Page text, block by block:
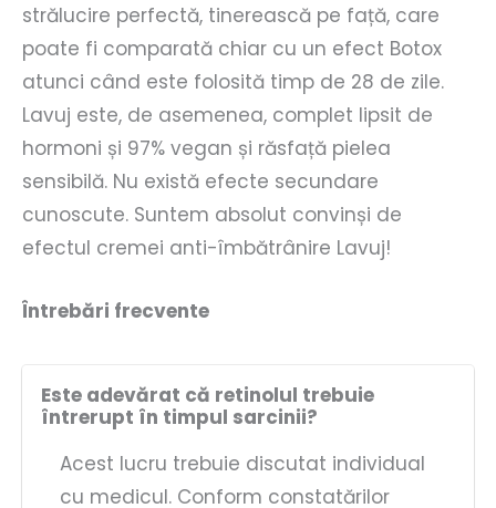
strălucire perfectă, tinerească pe față, care
poate fi comparată chiar cu un efect Botox
atunci când este folosită timp de 28 de zile.
Lavuj este, de asemenea, complet lipsit de
hormoni și 97% vegan și răsfață pielea
sensibilă. Nu există efecte secundare
cunoscute. Suntem absolut convinși de
efectul cremei anti-îmbătrânire Lavuj!
Întrebări frecvente
Este adevărat că retinolul trebuie
întrerupt în timpul sarcinii?
Acest lucru trebuie discutat individual
cu medicul. Conform constatărilor